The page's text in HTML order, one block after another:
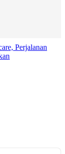
Perjalanan